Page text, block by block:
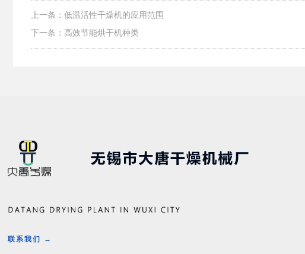
上一条：低温活性干燥机的应用范围
下一条：高效节能烘干机种类
联系我们 →